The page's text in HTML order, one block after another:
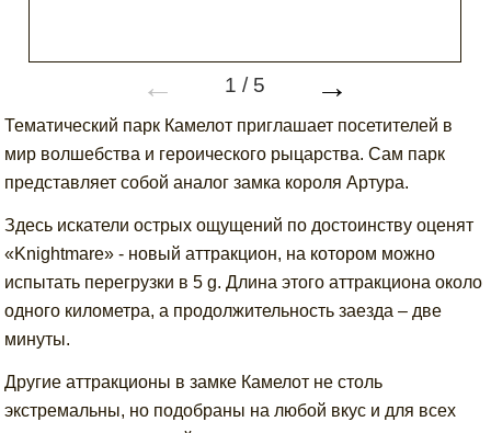
← 1 / 5 →
Тематический парк Камелот приглашает посетителей в
мир волшебства и героического рыцарства. Сам парк
представляет собой аналог замка короля Артура.
Здесь искатели острых ощущений по достоинству оценят
«Knightmare» - новый аттракцион, на котором можно
испытать перегрузки в 5 g. Длина этого аттракциона около
одного километра, а продолжительность заезда – две
минуты.
Другие аттракционы в замке Камелот не столь
экстремальны, но подобраны на любой вкус и для всех